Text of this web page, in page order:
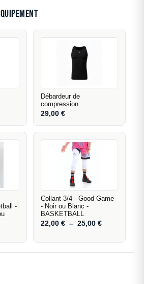
Débardeur de
compression
29,00€
-
Collant 3/4 - Good Game
- Noir ou Blanc -
BASKETBALL
22,00€ – 25,00€